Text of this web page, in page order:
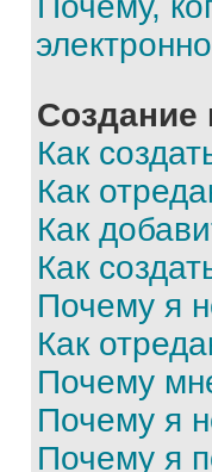
Создание
Как
Как
Как
Как
Почему я
Как
Почему
Почему я
Почему я